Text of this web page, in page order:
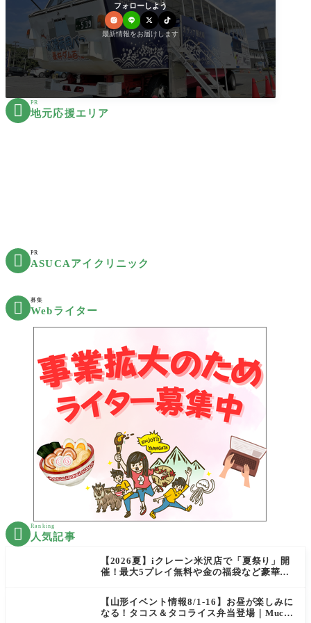
フォローしよう
最新情報をお届けします
 PR
地元応援エリア
 PR
ASUCAアイクリニック
 募集
Webライター
 Ranking
人気記事
【2026夏】iクレーン米沢店で「夏祭り」開
催！最大5プレイ無料や金の福袋など豪華企
【山形イベント情報8/1-16】お昼が楽しみに
なる！タコス＆タコライス弁当登場｜Mucha